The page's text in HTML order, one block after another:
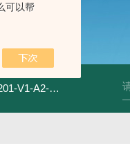
可以帮
A2-F1-P2-O3 变送器